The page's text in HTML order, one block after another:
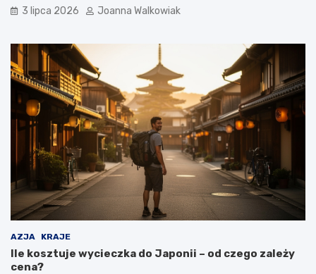
3 lipca 2026 Joanna Walkowiak
AZJA KRAJE
Ile kosztuje wycieczka do Japonii – od czego zależy
cena?